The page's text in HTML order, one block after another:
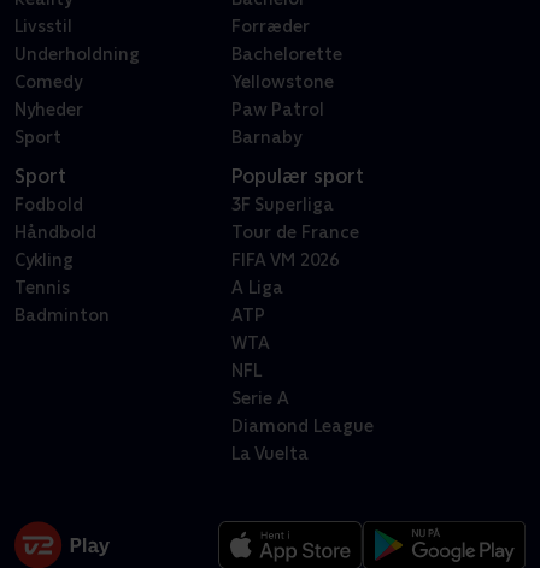
Livsstil
Underholdning
Comedy
Nyheder
Sport
Forræder
Bachelorette
Yellowstone
Paw Patrol
Barnaby
Sport
Fodbold
Håndbold
Cykling
Tennis
Badminton
Populær sport
3F Superliga
Tour de France
FIFA VM 2026
A Liga
ATP
WTA
NFL
Serie A
Diamond League
La Vuelta